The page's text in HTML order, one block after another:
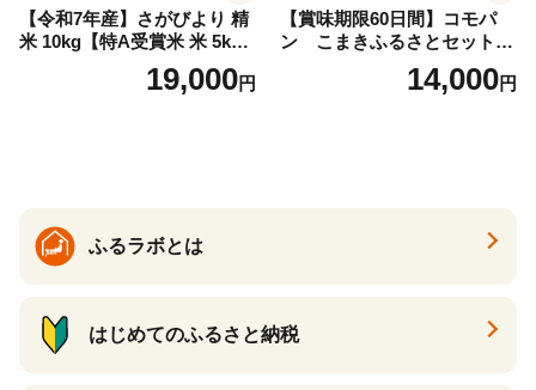
【令和7年産】さがびより 精
米 10kg【特A受賞米 米 5kg×
2袋 お米 コメ こめ 国産 美味
しい ブランド米 人気 ランキ
19,000円
【賞味期限60日間】コモパ
ン こまきふるさとセット
（24個入り）／災害用備蓄
保存食 非常食 防災グッズに
14,000円
ふるラボとは
はじめてのふるさと納税